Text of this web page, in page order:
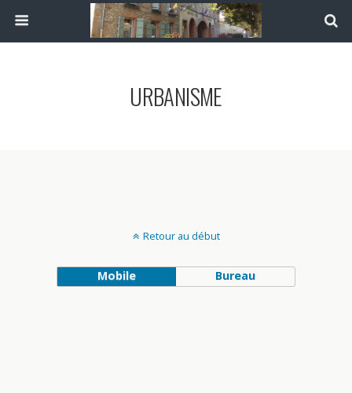
URBANISME
Retour au début
Mobile Bureau